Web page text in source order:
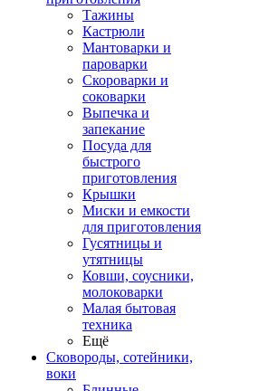
Тажины
Кастрюли
Мантоварки и
пароварки
Скороварки и
соковарки
Выпечка и
запекание
Посуда для
быстрого
приготовления
Крышки
Миски и емкости
для приготовления
Гусятницы и
утятницы
Ковши, соусники,
молоковарки
Малая бытовая
техника
Ещё
Сковороды, сотейники,
воки